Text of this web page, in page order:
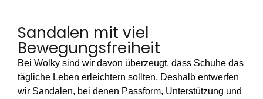
Sandalen mit viel
Bewegungsfreiheit
Bei Wolky sind wir davon überzeugt, dass Schuhe das
tägliche Leben erleichtern sollten. Deshalb entwerfen
wir Sandalen, bei denen Passform, Unterstützung und